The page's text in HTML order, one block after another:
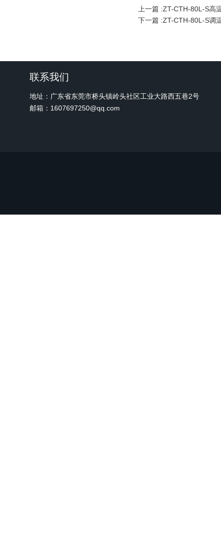
上一篇 :ZT-CTH-80L-S高
下一篇 :ZT-CTH-80L-S调
联系我们
地址：广东省东莞市桥头镇岭头社区工业大路西五巷2号
邮箱：1607697250@qq.com